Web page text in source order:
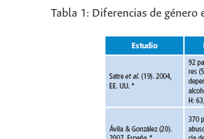
Tabla 1: Diferencias de género